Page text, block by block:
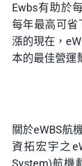
Ewbs有助於
每年最高可省
漲的現在，
本的最佳營運
關於eWBS航
資拓宏宇之
System)航機